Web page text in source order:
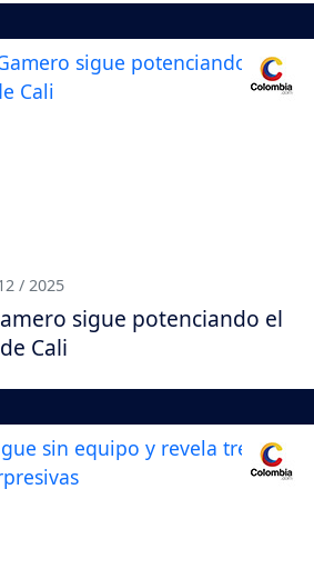
/ 2025
sigue potenciando el
Cali